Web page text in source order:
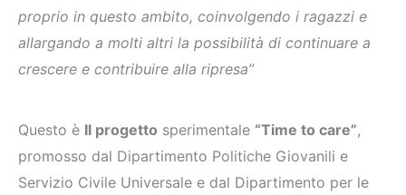
proprio in questo ambito, coinvolgendo i ragazzi e
allargando a molti altri la possibilità di continuare a
crescere e contribuire alla ripresa”
Questo è Il progetto sperimentale “Time to care”,
promosso dal Dipartimento Politiche Giovanili e
Servizio Civile Universale e dal Dipartimento per le